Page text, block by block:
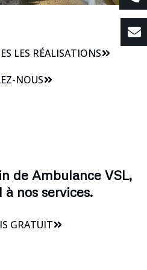
LES RÉALISATIONS
NOUS
de Ambulance VSL,
nos services.
GRATUIT